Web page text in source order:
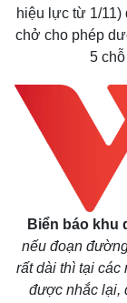
hiệu lực từ 1/11)
chở cho phép
5
Biển báo khu
nếu đoạn
rất dài thì tại
được nhắc lại,